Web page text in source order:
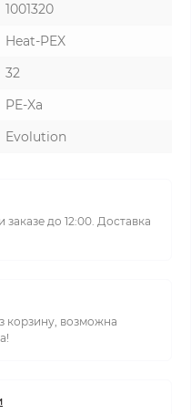
1001320
Heat-PEX
32
PE-Xa
Evolution
до 12:00. Доставка
корзину, возможна